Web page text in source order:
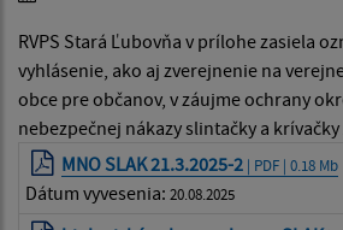
RVPS Stará Ľubovňa v prílohe zasiela
vyhlásenie, ako aj zverejnenie na
obce pre občanov, v záujme ochrany
nebezpečnej nákazy slintačky a
MNO SLAK 21.3.2025-2 | PDF | 0.18 Mb
Dátum vyvesenia: 20.08.2025